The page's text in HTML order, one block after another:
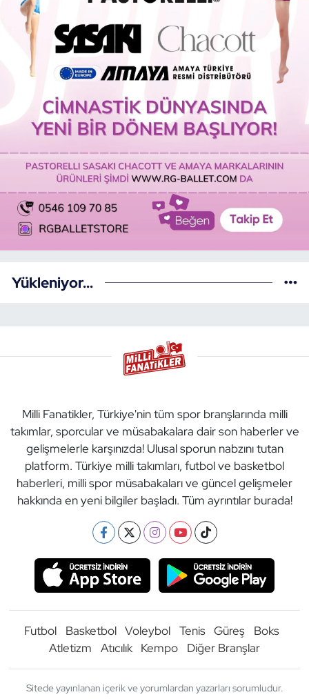
Yükleniyor...
Milli Fanatikler, Türkiye'nin tüm spor branşlarında milli
takımlar, sporcular ve müsabakalara dair son haberler ve
gelişmelerle karşınızda! Ulusal sporun nabzını tutan
platform. Türkiye milli takımları, futbol ve basketbol
haberleri, milli spor müsabakaları ve güncel gelişmeler
hakkında en yeni bilgiler başladı. Tüm ayrıntılar burada!
Futbol Basketbol Voleybol Tenis Güreş
Boks
Atletizm
Atıcılık Kempo Diğer Branşlar
Sitede yayınlanan içerik ve yorumlardan yazarları sorumludur.